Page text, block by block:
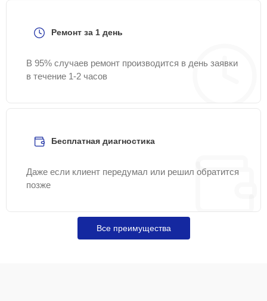
Ремонт за 1 день
В 95% случаев ремонт производится в день заявки
в течение 1-2 часов
Бесплатная диагностика
Даже если клиент передумал или решил обратится
позже
Все преимущества